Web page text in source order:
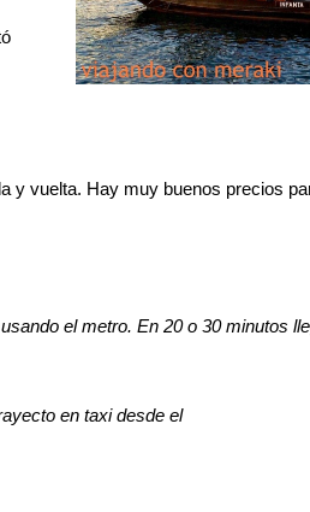
y vuelta. Hay muy buenos precios
el metro. En 20 o 30 minutos
en taxi desde el